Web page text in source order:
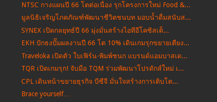
NTSC กางแผนปี 66 โตต่อเนื่อง รุกโครงการใหม่ Food &...
มูลนิธิเจริญโภคภัณฑ์พัฒนาชีวิตชนบท มอบน้ำดื่มสนับส...
SYNEX เปิดกลยุทธ์ปี 66 มุ่งมั่นสร้างไอทีอีโคซิสเต็...
EKH ปักธงปั๊มผลงานปี 66 โต 10% เดินเกมรุกขยายเตียง...
Traveloka เปิดตัว ใบเฟิร์น-พิมพ์ชนก แบรนด์แอมบาสเด...
TQR เปิดเกมรุก! จับมือ TQM ร่วมพัฒนาโปรดักส์ใหม่ เ...
CPL เดินหน้าขยายธุรกิจ บีซีจี มั่นใจสร้างการเติบโต...
Brace yourself…